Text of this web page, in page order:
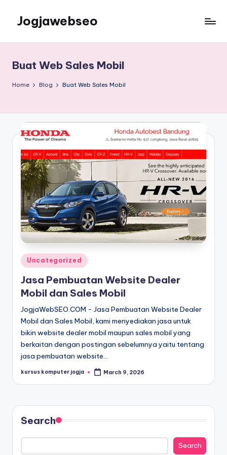
Jogjawebseo
Buat Web Sales Mobil
Home Blog Buat Web Sales Mobil
Uncategorized
Jasa Pembuatan Website Dealer
Mobil dan Sales Mobil
JogjaWebSEO.COM - Jasa Pembuatan Website Dealer
Mobil dan Sales Mobil, kami menyediakan jasa untuk
bikin website dealer mobil maupun sales mobil yang
berkaitan dengan postingan sebelumnya yaitu tentang
jasa pembuatan website…
kursus komputer jogja March 9, 2026
Search
Search